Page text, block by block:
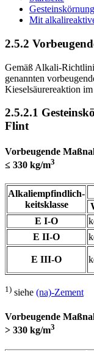
Mit
2.5.2
Gemäß Alkali-
genannten
Kieselsäurereaktion
2.5.2.1
Flint
Vorbeugende
≤ 330 kg/m3
Alkaliempfindlich-
keitsklasse
E I-O
E II-O
E III-O
1) siehe (na)-Zement
Vorbeugende
> 330 kg/m3